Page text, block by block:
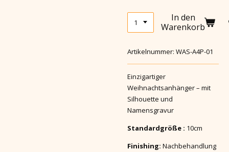
In den
Warenkorb
Artikelnummer: WAS-A4P-01
Einzigartiger
Weihnachtsanhänger – mit
Silhouette und
Namensgravur
Standardgröße : 10cm
Finishing: Nachbehandlung